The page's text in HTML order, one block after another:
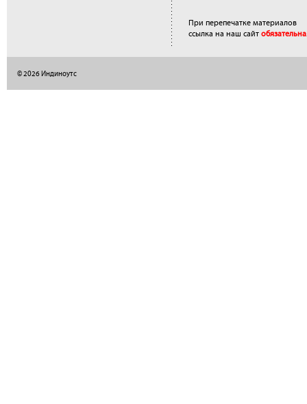
При перепечатке материалов
ссылка на наш сайт обязательна.
© 2026 Индиноутс